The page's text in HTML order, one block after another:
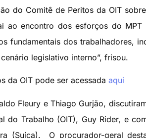
do Comitê de Peritos da OIT
ao encontro dos esforços do
fundamentais dos trabalhadores,
legislativo interno”, frisou.
da OIT pode ser acessada aqui
Fleury e Thiago Gurjão,
do Trabalho (OIT), Guy Rider, e
(Suíça). O procurador-geral